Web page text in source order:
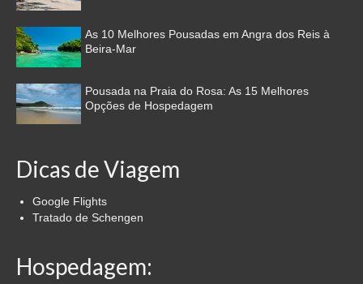
As 10 Melhores Pousadas em Angra dos Reis à
Beira-Mar
Pousada na Praia do Rosa: As 15 Melhores
Opções de Hospedagem
Dicas de Viagem
Google Flights
Tratado de Schengen
Hospedagem: